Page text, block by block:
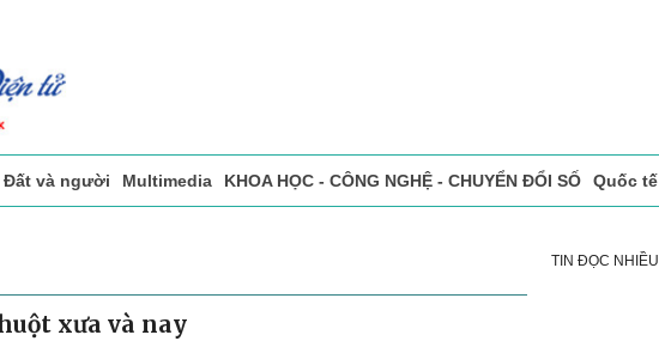
Đất và người Multimedia KHOA HỌC - CÔNG NGHỆ - CHUYỂN ĐỔI SỐ Quốc tế
xưa và nay
TIN ĐỌC NHIỀU